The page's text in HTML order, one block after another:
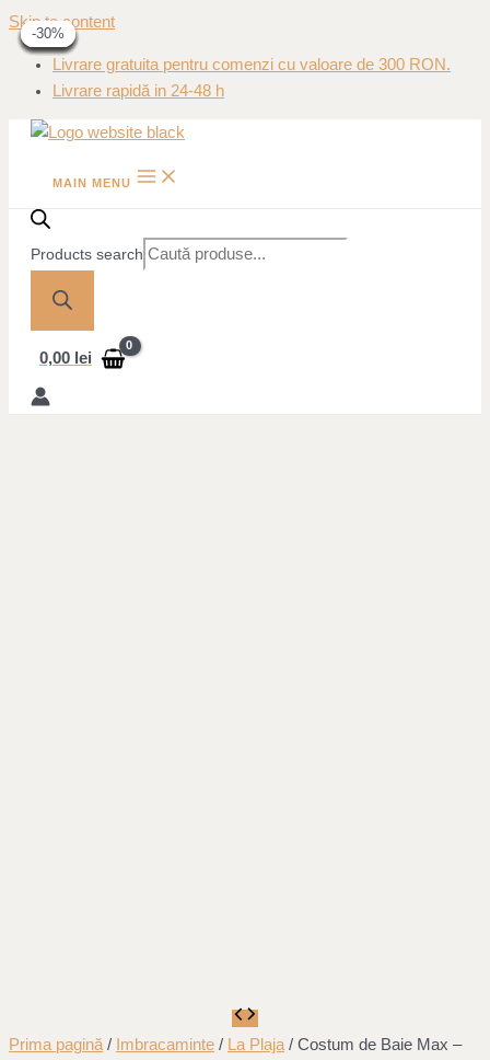
Skip to content
Livrare gratuita pentru comenzi cu valoare de 300 RON.
Livrare rapidă in 24-48 h
MAIN MENU
Products search
0,00 lei
-60%
Prima pagină / Imbracaminte / La Plaja / Costum de Baie Max –
-40%
-40%
-45%
-45%
-20%
-20%
-30%
-30%